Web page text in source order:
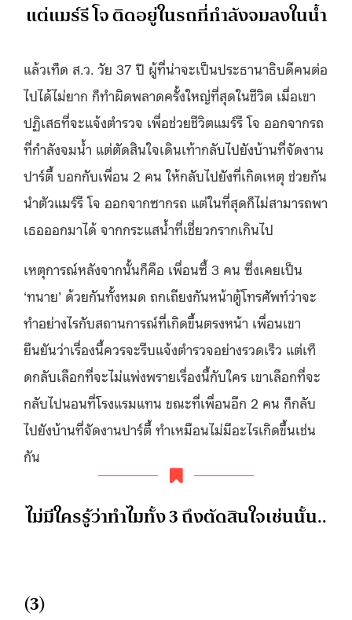
แต่แมร์รี โจ ติดอยู่ในรถที่กำลังจมลงในน้ำ
แล้วเท็ด ส.ว. วัย 37 ปี ผู้ที่น่าจะเป็นประธานาธิบดีคนต่อ
ไปได้ไม่ยาก ก็ทำผิดพลาดครั้งใหญ่ที่สุดในชีวิต เมื่อเขา
ปฏิเสธที่จะแจ้งตำรวจ เพื่อช่วยชีวิตแมร์รี โจ ออกจากรถ
ที่กำลังจมน้ำ แต่ตัดสินใจเดินเท้ากลับไปยังบ้านที่จัดงาน
ปาร์ตี้ บอกกับเพื่อน 2 คน ให้กลับไปยังที่เกิดเหตุ ช่วยกัน
นำตัวแมร์รี โจ ออกจากซากรถ แต่ในที่สุดก็ไม่สามารถพา
เธอออกมาได้ จากกระแสน้ำที่เชี่ยวกรากเกินไป
เหตุการณ์หลังจากนั้นก็คือ เพื่อนซี้ 3 คน ซึ่งเคยเป็น
‘ทนาย’ ด้วยกันทั้งหมด ถกเถียงกันหน้าตู้โทรศัพท์ว่าจะ
ทำอย่างไรกับสถานการณ์ที่เกิดขึ้นตรงหน้า เพื่อนเขา
ยืนยันว่าเรื่องนี้ควรจะรีบแจ้งตำรวจอย่างรวดเร็ว แต่เท็
ดกลับเลือกที่จะไม่แพ่งพรายเรื่องนี้กับใคร เขาเลือกที่จะ
กลับไปนอนที่โรงแรมแทน ขณะที่เพื่อนอีก 2 คน ก็กลับ
ไปยังบ้านที่จัดงานปาร์ตี้ ทำเหมือนไม่มีอะไรเกิดขึ้นเช่น
กัน
ไม่มีใครรู้ว่าทำไมทั้ง 3 ถึงตัดสินใจเช่นนั้น..
(3)